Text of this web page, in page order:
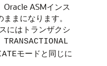
Oracle ASMインス
まになります。
にはトランザクシ
TRANSACTIONAL
モードと同じに